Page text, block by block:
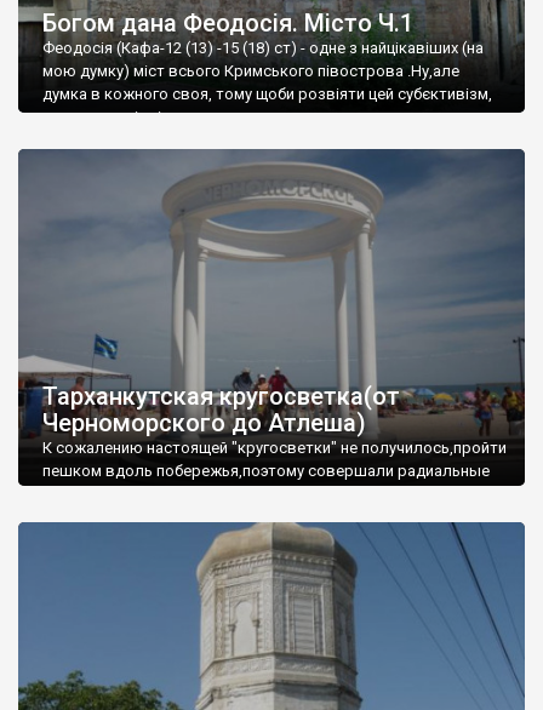
Богом дана Феодосія. Місто Ч.1
Феодосія (Кафа-12 (13) -15 (18) ст) - одне з найцікавіших (на
мою думку) міст всього Кримського півострова .Ну,але
думка в кожного своя, тому щоби розвіяти цей субєктивізм,
запрошую відвідати це
Тарханкутская кругосветка(от
Черноморского до Атлеша)
К сожалению настоящей "кругосветки" не получилось,пройти
пешком вдоль побережья,поэтому совершали радиальные